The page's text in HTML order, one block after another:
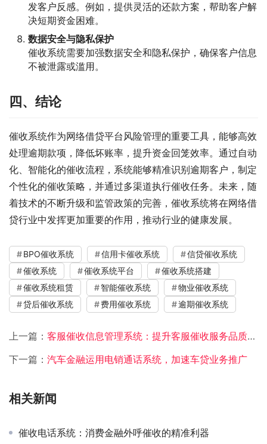
发客户反感。例如，提供灵活的还款方案，帮助客户解
决短期资金困难。
数据安全与隐私保护
催收系统需要加强数据安全和隐私保护，确保客户信息
不被泄露或滥用。
四、结论
催收系统作为网络借贷平台风险管理的重要工具，能够高效
处理逾期款项，降低坏账率，提升资金回笼效率。通过自动
化、智能化的催收流程，系统能够精准识别逾期客户，制定
个性化的催收策略，并通过多渠道执行催收任务。未来，随
着技术的不断升级和监管政策的完善，催收系统将在网络借
贷行业中发挥更加重要的作用，推动行业的健康发展。
BPO催收系统 信用卡催收系统
信贷催收系统
催收系统
催收系统平台
催收系统搭建
催收系统租赁
智能催收系统
物业催收系统
贷后催收系统
费用催收系统 逾期催收系统
上一篇： 客服催收信息管理系统：提升客服催收服务品质的关键力量
下一篇： 汽车金融运用电销通话系统，加速车贷业务推广
相关新闻
催收电话系统：消费金融外呼催收的精准利器